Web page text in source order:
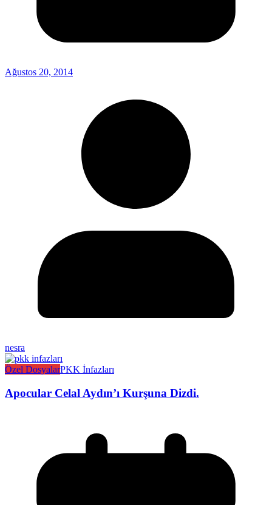
Ağustos 20, 2014
nesra
Özel DosyalarPKK İnfazları
Apocular Celal Aydın’ı Kurşuna Dizdi.